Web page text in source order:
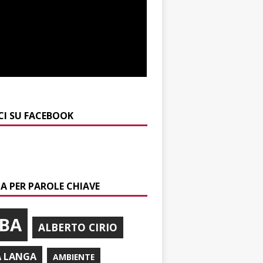
SU FACEBOOK
PER PAROLE CHIAVE
ALBERTO CIRIO
LANGA AMBIENTE